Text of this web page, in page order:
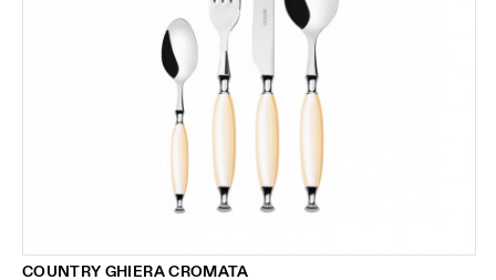
COUNTRY GHIERA CROMATA